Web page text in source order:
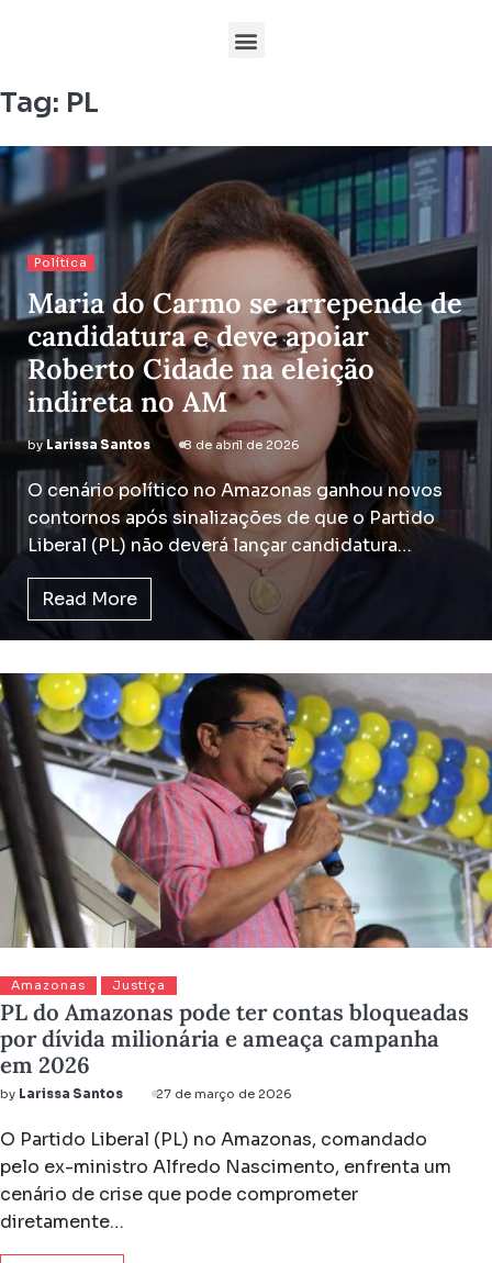
Tag: PL
Política
Maria do Carmo se arrepende de
candidatura e deve apoiar
Roberto Cidade na eleição
indireta no AM
byLarissa Santos 8 de abril de 2026
O cenário político no Amazonas ganhou novos
contornos após sinalizações de que o Partido
Liberal (PL) não deverá lançar candidatura…
Read More
Amazonas Justiça
PL do Amazonas pode ter contas bloqueadas
por dívida milionária e ameaça campanha
em 2026
by Larissa Santos 27 de março de 2026
O Partido Liberal (PL) no Amazonas, comandado
pelo ex-ministro Alfredo Nascimento, enfrenta um
cenário de crise que pode comprometer
diretamente…